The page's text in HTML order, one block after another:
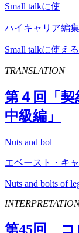
Small talkに使
ハイキャリア編
Small talkに使え
TRANSLATION
第４回「
中級編」
Nuts and bol
エベースト・キ
Nuts and bolts of
第45回 コ